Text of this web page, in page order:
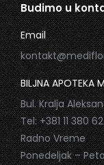
Budimo u
Email
BILJNA APOTEKA
Bul. Kralja
Tel: +381 11 380
Radno Vreme
Ponedeljak –